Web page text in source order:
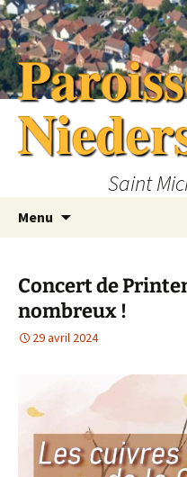
Aller
au
contenu
Saint
Menu
Concert de
nombreux !
29 avril 2024